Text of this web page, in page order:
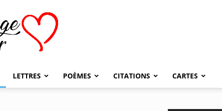
LETTRES POÈMES CITATIONS CARTES